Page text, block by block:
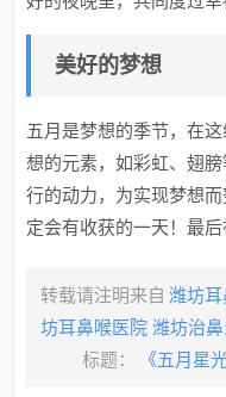
美好的梦想
五月是梦想的季节，在
想的元素，如彩虹、翅
行的动力，为实现梦想
定会有收获的一天！最后
转载请注明来自 潍坊
坊耳鼻喉医院 潍坊治
标题：
《五月星